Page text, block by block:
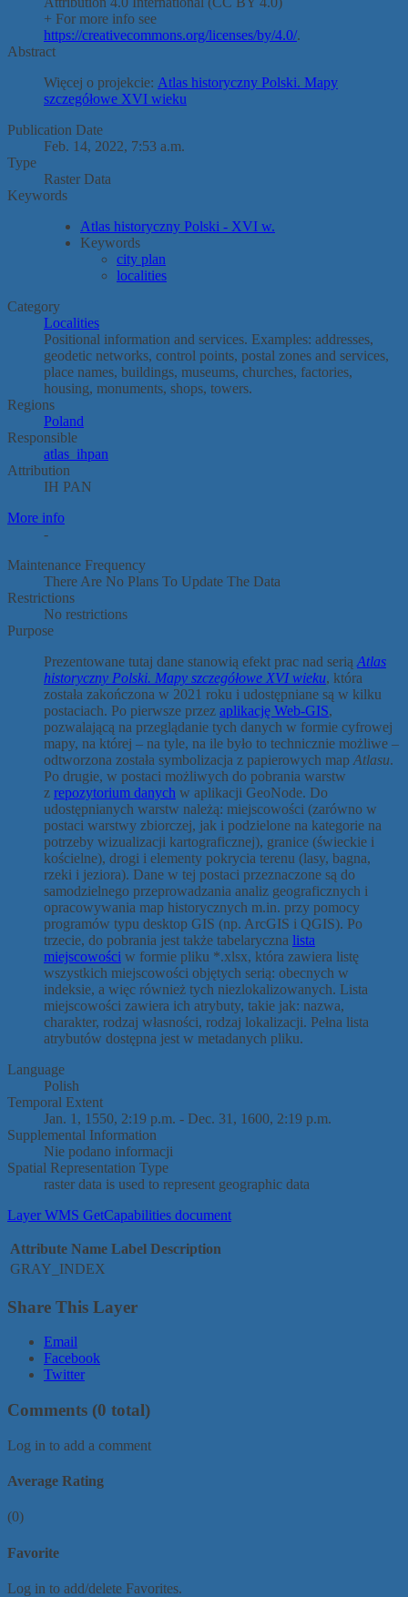
+ For more info see
https://creativecommons.org/licenses/by/4.0/.
Abstract
Więcej o projekcie: Atlas historyczny Polski. Mapy
szczegółowe XVI wieku
Publication Date
Feb. 14, 2022, 7:53 a.m.
Type
Raster Data
Keywords
Atlas historyczny Polski - XVI w.
Keywords
city ​​plan
localities
Category
Localities
Positional information and services. Examples: addresses,
geodetic networks, control points, postal zones and services,
place names, buildings, museums, churches, factories,
housing, monuments, shops, towers.
Regions
Poland
Responsible
atlas_ihpan
Attribution
IH PAN
More info
-
Maintenance Frequency
There Are No Plans To Update The Data
Restrictions
No restrictions
Purpose
Prezentowane tutaj dane stanowią efekt prac nad serią Atlas
historyczny Polski. Mapy szczegółowe XVI wieku, która
została zakończona w 2021 roku i udostępniane są w kilku
postaciach. Po pierwsze przez aplikację Web-GIS,
pozwalającą na przeglądanie tych danych w formie cyfrowej
mapy, na której – na tyle, na ile było to technicznie możliwe –
odtworzona została symbolizacja z papierowych map Atlasu.
Po drugie, w postaci możliwych do pobrania warstw
z repozytorium danych w aplikacji GeoNode. Do
udostępnianych warstw należą: miejscowości (zarówno w
postaci warstwy zbiorczej, jak i podzielone na kategorie na
potrzeby wizualizacji kartograficznej), granice (świeckie i
kościelne), drogi i elementy pokrycia terenu (lasy, bagna,
rzeki i jeziora). Dane w tej postaci przeznaczone są do
samodzielnego przeprowadzania analiz geograficznych i
opracowywania map historycznych m.in. przy pomocy
programów typu desktop GIS (np. ArcGIS i QGIS). Po
trzecie, do pobrania jest także tabelaryczna lista
miejscowości w formie pliku *.xlsx, która zawiera listę
wszystkich miejscowości objętych serią: obecnych w
indeksie, a więc również tych niezlokalizowanych. Lista
miejscowości zawiera ich atrybuty, takie jak: nazwa,
charakter, rodzaj własności, rodzaj lokalizacji. Pełna lista
atrybutów dostępna jest w metadanych pliku.
Language
Polish
Temporal Extent
Jan. 1, 1550, 2:19 p.m. - Dec. 31, 1600, 2:19 p.m.
Supplemental Information
Nie podano informacji
Spatial Representation Type
raster data is used to represent geographic data
Layer WMS GetCapabilities document
Attribute Name Label Description
GRAY_INDEX
Share This Layer
Email
Facebook
Twitter
Comments (0 total)
Log in to add a comment
Average Rating
(0)
Favorite
Log in to add/delete Favorites.